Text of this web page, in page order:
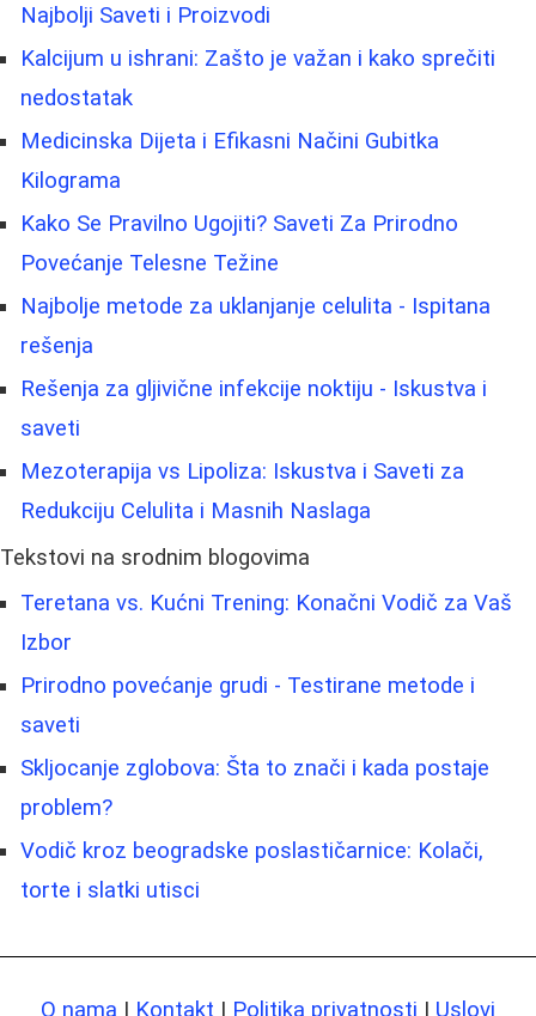
Najbolji Saveti i Proizvodi
Kalcijum u ishrani: Zašto je važan i kako sprečiti
nedostatak
Medicinska Dijeta i Efikasni Načini Gubitka
Kilograma
Kako Se Pravilno Ugojiti? Saveti Za Prirodno
Povećanje Telesne Težine
Najbolje metode za uklanjanje celulita - Ispitana
rešenja
Rešenja za gljivične infekcije noktiju - Iskustva i
saveti
Mezoterapija vs Lipoliza: Iskustva i Saveti za
Redukciju Celulita i Masnih Naslaga
Tekstovi na srodnim blogovima
Teretana vs. Kućni Trening: Konačni Vodič za Vaš
Izbor
Prirodno povećanje grudi - Testirane metode i
saveti
Skljocanje zglobova: Šta to znači i kada postaje
problem?
Vodič kroz beogradske poslastičarnice: Kolači,
torte i slatki utisci
O nama | Kontakt | Politika privatnosti | Uslovi